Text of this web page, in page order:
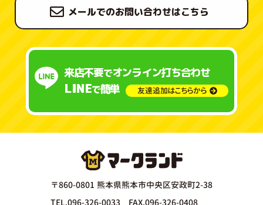
メールでのお問い合わせはこちら
来店不要でオンライン打ち合わせ
LINEで簡単 友達追加はこちらから
〒860-0801 熊本県熊本市中央区安政町2-38
TEL.096-326-0033 FAX.096-326-0408